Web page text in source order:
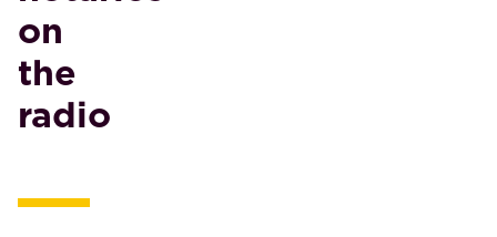
on
the
radio